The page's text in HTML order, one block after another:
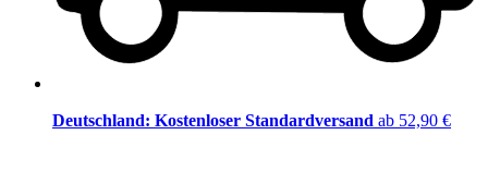
Deutschland: Kostenloser Standardversand ab 52,90 €